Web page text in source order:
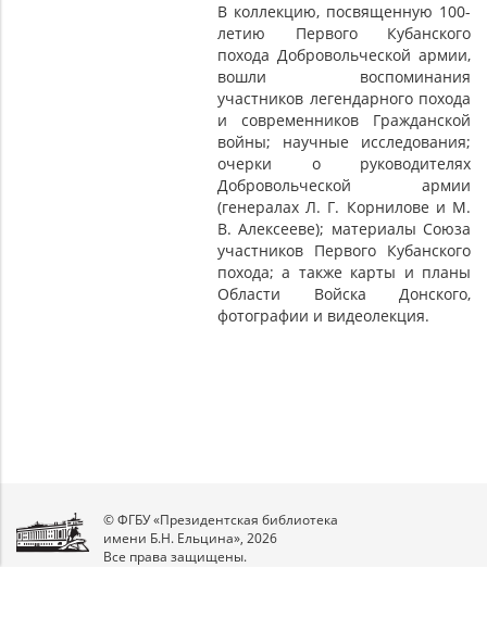
В коллекцию, посвященную 100-
летию Первого Кубанского
похода Добровольческой армии,
вошли воспоминания
участников легендарного похода
и современников Гражданской
войны; научные исследования;
очерки о руководителях
Добровольческой армии
(генералах Л. Г. Корнилове и М.
В. Алексееве); материалы Союза
участников Первого Кубанского
похода; а также карты и планы
Области Войска Донского,
фотографии и видеолекция.
© ФГБУ «Президентская библиотека
имени Б.Н. Ельцина», 2026
Все права защищены.